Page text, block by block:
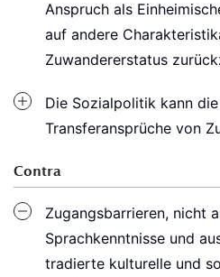
Anspruch als
auf andere
Zuwandererstatus
Die Sozialpolitik kann
Transferansprüche von
Contra
Zugangsbarrieren, nicht
Sprachkenntnisse und
tradierte kulturelle und